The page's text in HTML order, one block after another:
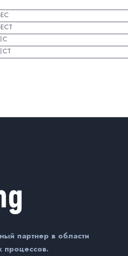
партнер в области
процессов.